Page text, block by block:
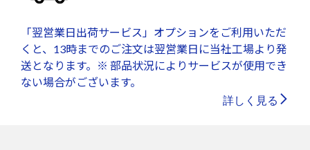
「翌営業日出荷サービス」オプションをご利用いただ
くと、13時までのご注文は翌営業日に当社工場より発
送となります。※ 部品状況によりサービスが使用でき
ない場合がございます。
詳しく見る